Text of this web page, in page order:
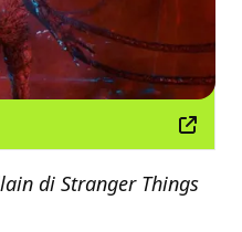
di Stranger Things